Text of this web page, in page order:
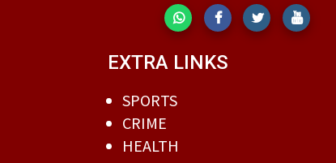
EXTRA LINKS
SPORTS
CRIME
HEALTH